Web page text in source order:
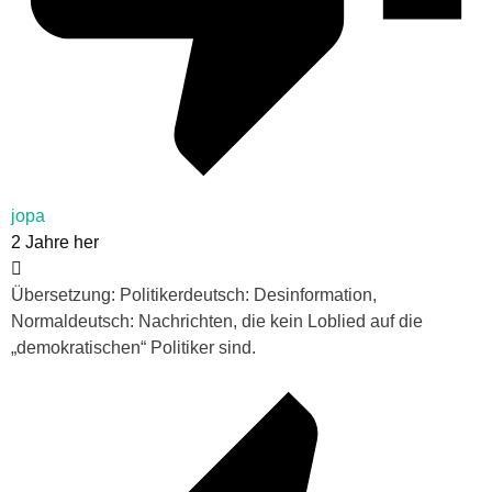
jopa
2 Jahre her
Übersetzung: Politikerdeutsch: Desinformation,
Normaldeutsch: Nachrichten, die kein Loblied auf die
„demokratischen“ Politiker sind.